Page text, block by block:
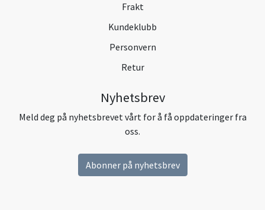
Frakt
Kundeklubb
Personvern
Retur
Nyhetsbrev
Meld deg på nyhetsbrevet vårt for å få oppdateringer fra
oss.
Abonner på nyhetsbrev